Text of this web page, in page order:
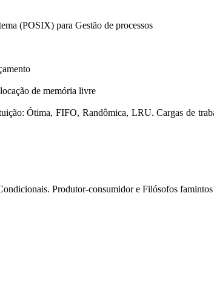
(POSIX) para Gestão de processos
de memória livre
Ótima, FIFO, Randômica, LRU. Cargas de
Produtor-consumidor e Filósofos famintos